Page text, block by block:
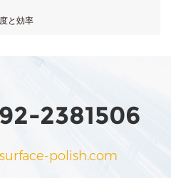
と効率
2381506
polish.com